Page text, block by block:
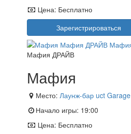
Цена: Бесплатно
Зарегистрироваться
Мафия ДРАЙВ
Мафия
Место: Лаунж-бар uct Garage
Начало игры: 19:00
Цена: Бесплатно